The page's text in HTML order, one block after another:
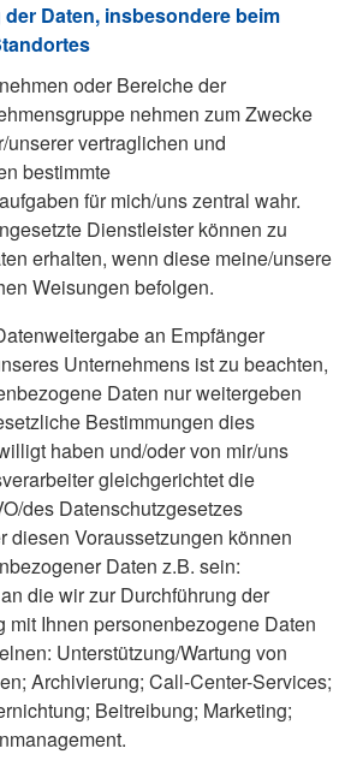
Daten, insbesondere beim
oder Bereiche der
nehmen zum Zwecke
vertraglichen und
bestimmte
für mich/uns zentral wahr.
Dienstleister können zu
erhalten, wenn diese meine/unsere
Weisungen befolgen.
an Empfänger
Unternehmens ist zu beachten,
Daten nur weitergeben
Bestimmungen dies
haben und/oder von mir/uns
gleichgerichtet die
des Datenschutzgesetzes
diesen Voraussetzungen können
Daten z.B. sein:
die wir zur Durchführung der
mit Ihnen personenbezogene Daten
Unterstützung/Wartung von
Archivierung; Call-Center-Services;
Beitreibung; Marketing;